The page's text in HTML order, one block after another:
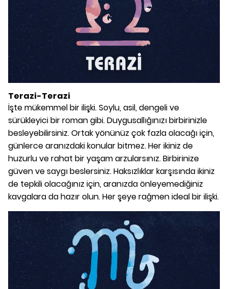
Terazi-Terazi
İşte mükemmel bir ilişki. Soylu, asil, dengeli ve
sürükleyici bir roman gibi. Duygusallığınızı birbirinizle
besleyebilirsiniz. Ortak yönünüz çok fazla olacağı için,
günlerce aranızdaki konular bitmez. Her ikiniz de
huzurlu ve rahat bir yaşam arzularsınız. Birbirinize
güven ve saygı beslersiniz. Haksızlıklar karşısında ikiniz
de tepkili olacağınız için, aranızda önleyemediğiniz
kavgalara da hazır olun. Her şeye rağmen ideal bir ilişki.